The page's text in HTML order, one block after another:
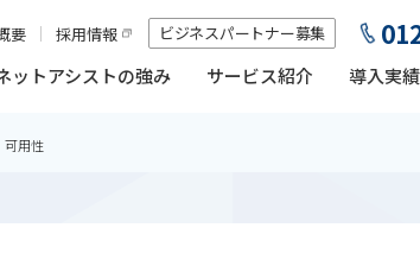
ットアシストの強み サービス紹介 導入実績
要 採用情報 ビジネスパートナー募集
可用性